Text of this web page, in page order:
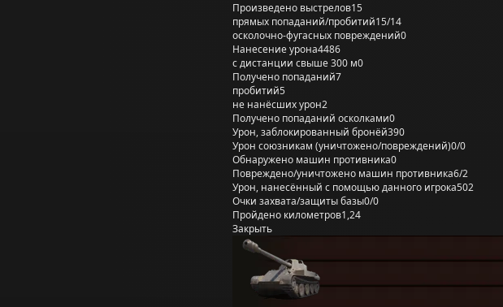
Произведено выстрелов15
прямых попаданий/пробитий15/14
осколочно-фугасных повреждений0
Нанесение урона4486
с дистанции свыше 300 м0
Получено попаданий7
пробитий5
не нанёсших урон2
Получено попаданий осколками0
Урон, заблокированный бронёй390
Урон союзникам (уничтожено/повреждений)0/0
Обнаружено машин противника0
Повреждено/уничтожено машин противника6/2
Урон, нанесённый с помощью данного игрока502
Очки захвата/защиты базы0/0
Пройдено километров1,24
Закрыть